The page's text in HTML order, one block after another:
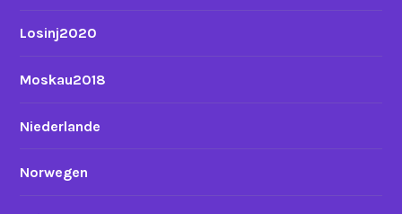
Losinj2020
Moskau2018
Niederlande
Norwegen